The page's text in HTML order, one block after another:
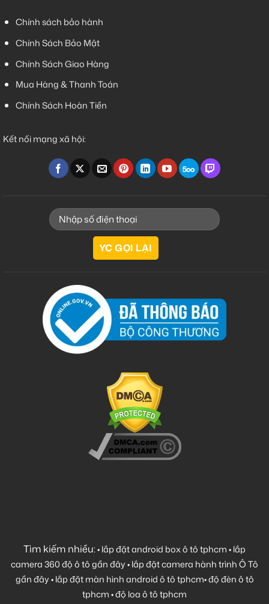
Chính sách bảo hành
Chính Sách Bảo Mật
Chính Sách Giao Hàng
Mua Hàng & Thanh Toán
Chính Sách Hoàn Tiền
Kết nối mạng xã hội:
Tìm kiếm nhiều:•lắp đặt android box ô tô tphcm•lắp
camera 360 độ ô tô gần đây•lắp đặt camera hành trình Ô Tô
gần đây•lắp đặt màn hình android ô tô tphcm•độ đèn ô tô
tphcm•độ loa ô tô tphcm